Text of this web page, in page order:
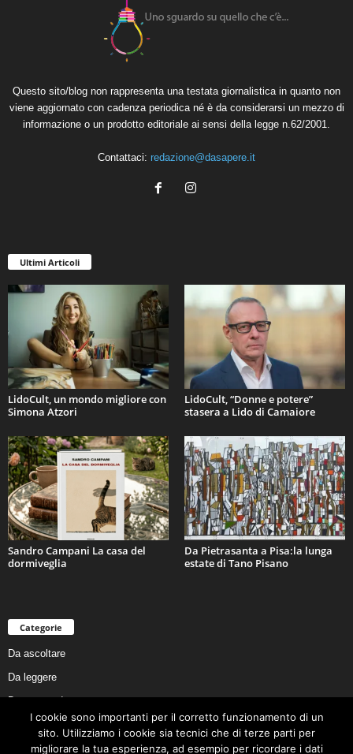
Questo sito/blog non rappresenta una testata giornalistica in quanto non
viene aggiornato con cadenza periodica né è da considerarsi un mezzo di
informazione o un prodotto editoriale ai sensi della legge n.62/2001.
Contattaci: redazione@dasapere.it
Ultimi Articoli
LidoCult, un mondo migliore con
Simona Atzori
LidoCult, “Donne e potere”
stasera a Lido di Camaiore
Sandro Campani La casa del
dormiveglia
Da Pietrasanta a Pisa:la lunga
estate di Tano Pisano
Categorie
Da ascoltare
Da leggere
Da non perdere
Da conoscere
Da preservare
I cookie sono importanti per il corretto funzionamento di un
sito. Utilizziamo i cookie sia tecnici che di terze parti per
migliorare la tua esperienza, ad esempio per ricordare i dati